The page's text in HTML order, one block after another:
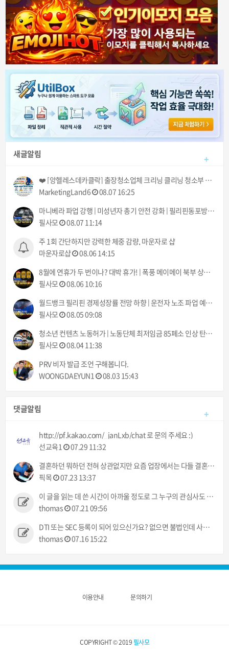
+
새글알림
❤️ [앙헬레스데카클락] 출장청소업체 크리닝 클리닝 청소부 아떼 아줌마 서비스! (기본 3시간에 700페소!) ❤️
MarketingLand6
08.07 16:25
마니베라 파업 강행 | 미성년자 총기 안전 강화 | 필리핀동포방송 | 필리핀한인방송 | 필리핀뉴스룸
필사모
08.07 11:14
주 1회 간단하지만 강력한 체중 감량, 마운자로 샵
마운자로샵
08.06 14:15
8월에 연휴가 두 번이나? 대박 휴가! | 폭풍 메이메이 북부 상륙 | 필리핀동포방송 | 필리핀한인방송 | 필리핀뉴스룸
필사모
08.06 10:16
월드뱅크 필리핀 경제성장률 전망 하향 | 운전자 노조 파업 예고 8월 10일부터 | 필리핀동포방송 | 필리핀한인방송 | 필리핀뉴스룸
필사모
08.05 09:08
청소년 컨텐츠 노동허가 | 노동단체 최저임금 85페소 인상 탄원서 제출 | 필리핀동포방송 | 필리핀한인방송 | 필리핀뉴스룸
필사모
08.04 11:38
PRV 비자 발급 조언 구해봅니다.
WOONGDAEYUN1
08.03 15:43
+
댓글알림
http://pf.kakao.com/_janLxb/chat 로 문의 주세요 :)
선교육1
07.29 11:32
결혼하던 뭐하던 전혀 상관없지만 요즘 업장에서는 다들 결혼이야기만 하네 ㅠㅠ 했으면 뭐라도 주던지 ㅋㅋ
픽목
07.23 13:37
이 글을 읽는 데 쓴 시간이 아까울 정도로 그 누구의 관심사도 아닌 정보입니다.
thomas
07.21 09:56
DTI 또는 SEC 등록이 되어 있으신가요? 없으면 불법인데 사고 발생시 어떻게 처리해 주실건가요?
thomas
07.16 15:22
이용안내 문의하기
COPYRIGHT © 2019필사모